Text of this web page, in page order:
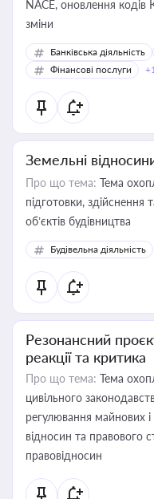
NACE, оновлення кодів
зміни
Банківська діяльність
Фінансові послуги
Земельні
Про що тема: Тема
підготовки, здійснення
об’єктів будівництва
Будівельна діяльність
Резонансний
реакції та критика
Про що тема: Тема
цивільного
регулювання майнових
відносин та правового
правовідносин